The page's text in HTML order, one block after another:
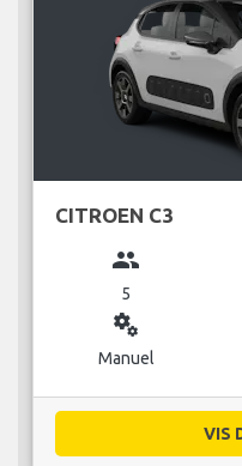
CITROEN C3
group
5
miscellaneous_services
Manuel
VIS